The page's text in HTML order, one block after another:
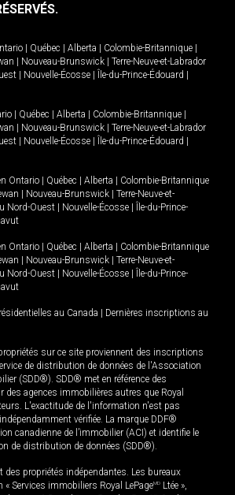
Québec Alberta Colombie-Britannique
Nouveau-Brunswick
Terre-Neuve-et-Labrador
Nouvelle-Écosse Île-du-Prince-Édouard
Québec Alberta Colombie-Britannique
Nouveau-Brunswick
Terre-Neuve-et-Labrador
Nouvelle-Écosse Île-du-Prince-Édouard
Ontario Québec Alberta
Colombie-Britannique
Nouveau-Brunswick
Terre-Neuve-et-
Nord-Ouest Nouvelle-Écosse
Île-du-Prince-
Ontario Québec Alberta
Colombie-Britannique
Nouveau-Brunswick
Terre-Neuve-et-
Nord-Ouest Nouvelle-Écosse
Île-du-Prince-
au Canada
Dernières inscriptions au
sur ce site proviennent des inscriptions
de distribution de données de l'Association
(SDD®). SDD® met en référence des
agences immobilières autres que Royal
L'exactitude de l'information n'est pas
vérifiée. La marque DDF®
canadienne de l’immobilier (ACI) et identifie le
de distribution de données (SDD®).
des propriétés indépendantes. Les bureaux
Services immobiliers Royal LePageMD Ltée »,